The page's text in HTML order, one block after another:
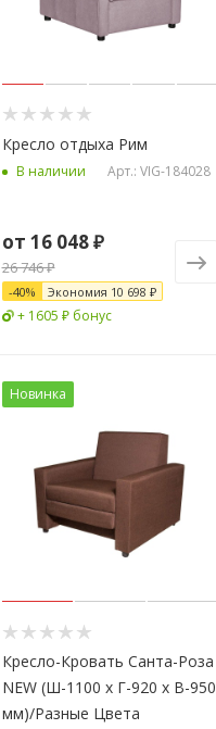
Кресло отдыха Рим
В наличии Арт.: VIG-184028
от 16 048 ₽
26 746 ₽
-40% Экономия 10 698 ₽
+ 1605 ₽ бонус
Новинка
Кресло-Кровать Санта-Роза
NEW (Ш-1100 х Г-920 х В-950
мм)/Разные Цвета